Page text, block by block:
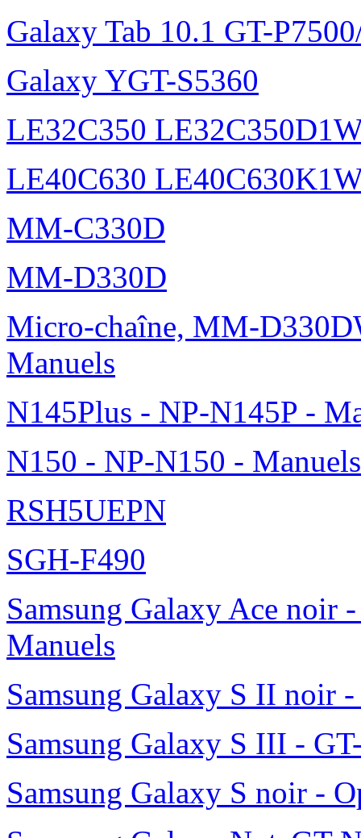
Galaxy Tab 10.1 GT-
Galaxy YGT-S5360
LE32C350
LE40C630
MM-C330D
MM-D330D
Micro-chaîne, MM-
Manuels
N145Plus - NP-N145P -
N150 - NP-N150 - Manuels
RSH5UEPN
SGH-F490
Samsung Galaxy Ace noir
Manuels
Samsung Galaxy S II noir
Samsung Galaxy S III -
Samsung Galaxy S noir -